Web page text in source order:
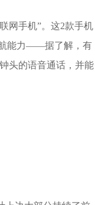
网手机”。这2款手机
航能力——据了解，有
头的语音通话，并能